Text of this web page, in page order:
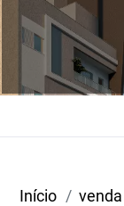
Início venda